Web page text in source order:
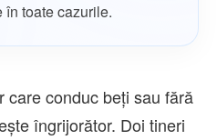
în toate cazurile.
care conduc beți sau fără
îngrijorător. Doi tineri